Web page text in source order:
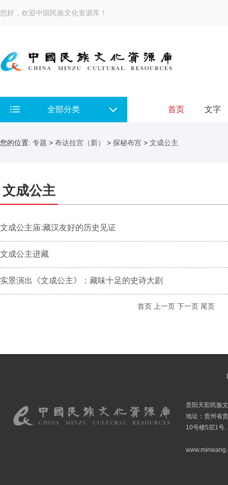
您好，欢迎中国民族文化资源库！
全部分类 首页 文字
您的位置: 专题 > 布达拉宫（新） > 探秘布宫 > 文成公主
文成公主
文成公主庙:藏汉友好的历史见证
文成公主进藏
实景演出《文成公主》：藏味十足的史诗大剧
首页 上一页 下一页 尾页
贵阳天彩民族
地址：贵州省
10号楼5层1号